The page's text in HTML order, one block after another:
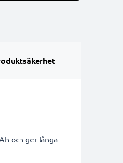
och ger långa